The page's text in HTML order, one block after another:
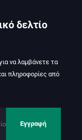
δελτίο
να λαμβάνετε τα
πληροφορίες από
Εγγραφή